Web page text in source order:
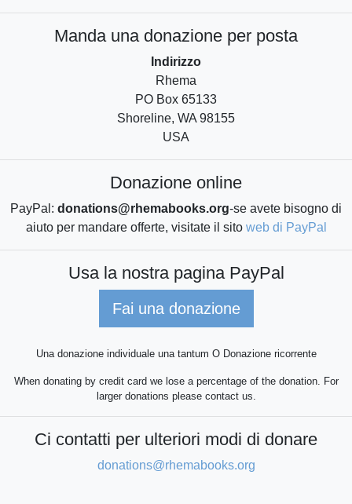
Manda una donazione per posta
Indirizzo
Rhema
PO Box 65133
Shoreline, WA 98155
USA
Donazione online
PayPal: donations@rhemabooks.org-se avete bisogno di
aiuto per mandare offerte, visitate il sito web di PayPal
Usa la nostra pagina PayPal
Fai una donazione
Una donazione individuale una tantum O Donazione ricorrente
When donating by credit card we lose a percentage of the donation. For
larger donations please contact us.
Ci contatti per ulteriori modi di donare
donations@rhemabooks.org